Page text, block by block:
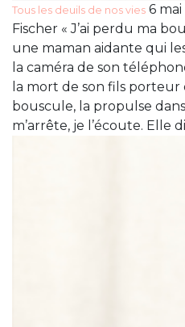
Tous les deuils de nos vies 6
Fischer « J’ai perdu ma
une maman aidante qui
la caméra de son
la mort de son fils porteur
bouscule, la propulse
m’arrête, je l’écoute. Elle